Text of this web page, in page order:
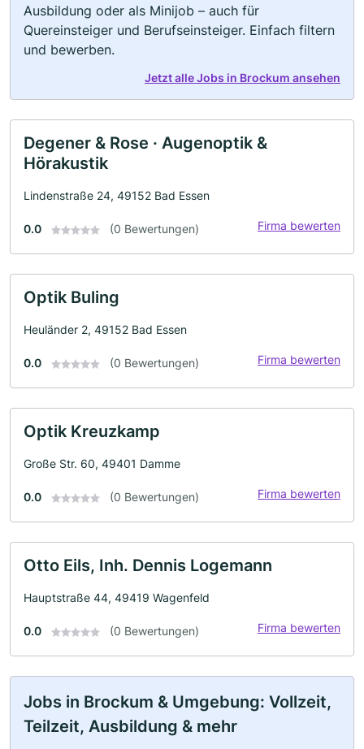
Ausbildung oder als Minijob – auch für
Quereinsteiger und Berufseinsteiger. Einfach filtern
und bewerben.
Jetzt alle Jobs in Brockum ansehen
Degener & Rose · Augenoptik &
Hörakustik
Lindenstraße 24, 49152 Bad Essen
0.0 (0 Bewertungen) Firma bewerten
Optik Buling
Heuländer 2, 49152 Bad Essen
0.0 (0 Bewertungen) Firma bewerten
Optik Kreuzkamp
Große Str. 60, 49401 Damme
0.0 (0 Bewertungen) Firma bewerten
Otto Eils, Inh. Dennis Logemann
Hauptstraße 44, 49419 Wagenfeld
0.0 (0 Bewertungen) Firma bewerten
Jobs in Brockum & Umgebung: Vollzeit,
Teilzeit, Ausbildung & mehr